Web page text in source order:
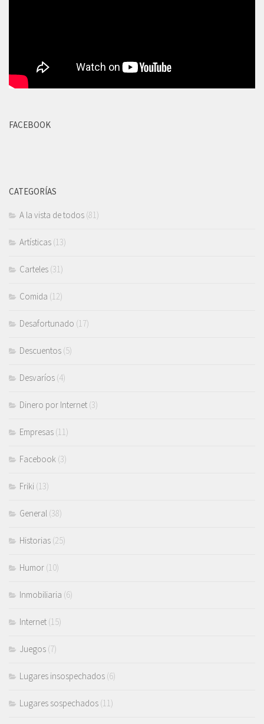
FACEBOOK
CATEGORÍAS
A la vista de todos (81)
Artísticas (13)
Carteles (31)
Comida (12)
Desafortunado (17)
Descuentos (5)
Desvaríos (4)
Dinero por Internet (3)
Empresas (11)
Facebook (3)
Friki (13)
General (38)
Historias (25)
Humor (10)
Inmobiliaria (6)
Internet (15)
Juegos (7)
Lugares insospechados (6)
Lugares sospechados (11)